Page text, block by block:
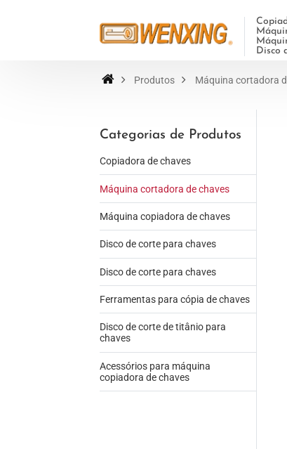
Disco
Produtos Máquina cortadora
Categorias de Produtos
Copiadora de chaves
Máquina cortadora de chaves
Máquina copiadora de chaves
Disco de corte para chaves
Disco de corte para chaves
Ferramentas para cópia de chaves
Disco de corte de titânio para
chaves
Acessórios para máquina
copiadora de chaves